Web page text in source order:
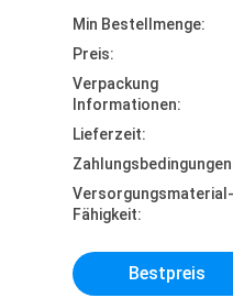
Min Bestellmenge:
Preis:
Verpackung
Informationen:
Lieferzeit:
Versorgungsmaterial-
Fähigkeit:
Bestpreis